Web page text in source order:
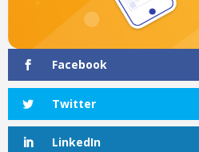
Facebook
Twitter
LinkedIn